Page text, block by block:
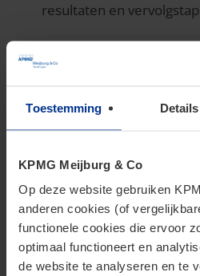
Toestemming Details
KPMG Meijburg & Co
Op deze website gebruiken
anderen cookies (of
functionele cookies die ervoor
optimaal functioneert en
de website te analyseren en te
resultaten en
Jouw key
deelnemers over:
Ontworpen, geteste
Persona(s) voor eigen
Praktische